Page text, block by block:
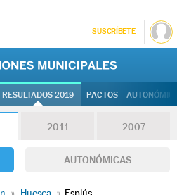
SUSCRÍBETE
RESULTADOS 2019 PACTOS
2011 2007
AUTONÓMICAS